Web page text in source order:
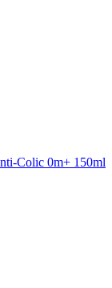
Colic 0m+ 150ml